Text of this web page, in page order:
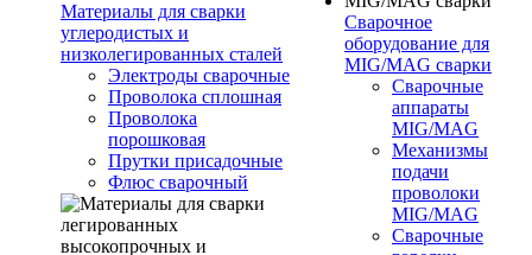
Материалы для сварки
углеродистых и
низколегированных сталей
Электроды сварочные
Проволока сплошная
Проволока
порошковая
Прутки присадочные
Флюс сварочный
Сварочное
оборудование для
MIG/MAG сварки
Сварочные
аппараты
MIG/MAG
Механизмы
подачи
проволоки
MIG/MAG
Сварочные